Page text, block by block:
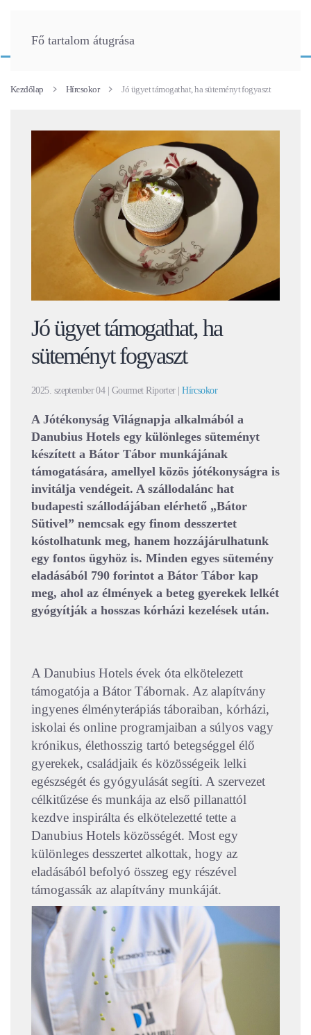
Fő tartalom átugrása
Kezdőlap Hírcsokor Jó ügyet támogathat, ha süteményt fogyaszt
Jó ügyet támogathat, ha
süteményt fogyaszt
2025. szeptember 04| Gourmet Riporter |Hírcsokor
A Jótékonyság Világnapja alkalmából a
Danubius Hotels egy különleges süteményt
készített a Bátor Tábor munkájának
támogatására, amellyel közös jótékonyságra is
invitálja vendégeit. A szállodalánc hat
budapesti szállodájában elérhető „Bátor
Sütivel” nemcsak egy finom desszertet
kóstolhatunk meg, hanem hozzájárulhatunk
egy fontos ügyhöz is. Minden egyes sütemény
eladásából 790 forintot a Bátor Tábor kap
meg, ahol az élmények a beteg gyerekek lelkét
gyógyítják a hosszas kórházi kezelések után.
A Danubius Hotels évek óta elkötelezett
támogatója a Bátor Tábornak. Az alapítvány
ingyenes élményterápiás táboraiban, kórházi,
iskolai és online programjaiban a súlyos vagy
krónikus, élethosszig tartó betegséggel élő
gyerekek, családjaik és közösségeik lelki
egészségét és gyógyulását segíti. A szervezet
célkitűzése és munkája az első pillanattól
kezdve inspirálta és elkötelezetté tette a
Danubius Hotels közösségét. Most egy
különleges desszertet alkottak, hogy az
eladásából befolyó összeg egy részével
támogassák az alapítvány munkáját.